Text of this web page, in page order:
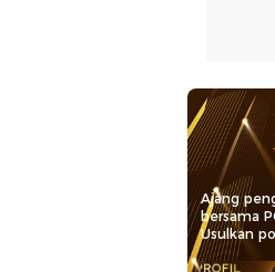
Ajang
bersama
Usulkan